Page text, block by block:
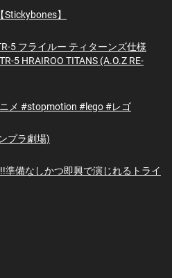
】
5 フライルー ティターンズ仕様
5 HRAIROO TITANS (A.O.Z RE-
メ #stopmotion #lego #レゴ
プラ劇場)
準備なしかつ即興で演じれるトライ